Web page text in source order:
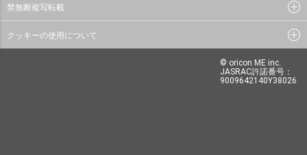
禁無断複写転載
クッキーの使用について
© oricon ME inc.
JASRAC許諾番号：
9009642140Y38026